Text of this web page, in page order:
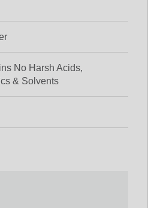
No Harsh Acids,
& Solvents